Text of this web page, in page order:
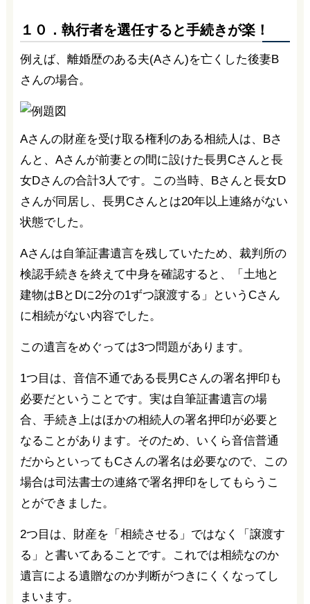
１０．執行者を選任すると手続きが楽！
例えば、離婚歴のある夫(Aさん)を亡くした後妻B
さんの場合。
Aさんの財産を受け取る権利のある相続人は、Bさ
んと、Aさんが前妻との間に設けた長男Cさんと長
女Dさんの合計3人です。この当時、Bさんと長女D
さんが同居し、長男Cさんとは20年以上連絡がない
状態でした。
Aさんは自筆証書遺言を残していたため、裁判所の
検認手続きを終えて中身を確認すると、「土地と
建物はBとDに2分の1ずつ譲渡する」というCさん
に相続がない内容でした。
この遺言をめぐっては3つ問題があります。
1つ目は、音信不通である長男Cさんの署名押印も
必要だということです。実は自筆証書遺言の場
合、手続き上はほかの相続人の署名押印が必要と
なることがあります。そのため、いくら音信普通
だからといってもCさんの署名は必要なので、この
場合は司法書士の連絡で署名押印をしてもらうこ
とができました。
2つ目は、財産を「相続させる」ではなく「譲渡す
る」と書いてあることです。これでは相続なのか
遺言による遺贈なのか判断がつきにくくなってし
まいます。